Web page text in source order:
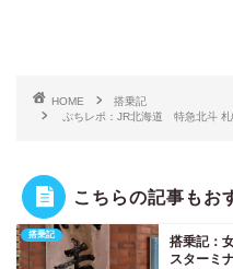
HOME
搭乗記
ぷちレポ：JR北海道 特急北斗 札
こちらの記事もお
搭乗記
搭乗記：
スターミ